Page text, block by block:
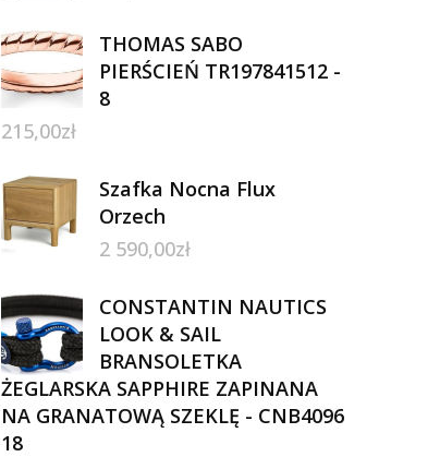
THOMAS SABO
PIERŚCIEŃ TR197841512 -
8
215,00zł
Szafka Nocna Flux
Orzech
2 590,00zł
CONSTANTIN NAUTICS
LOOK & SAIL
BRANSOLETKA
ŻEGLARSKA SAPPHIRE ZAPINANA
NA GRANATOWĄ SZEKLĘ - CNB4096
18